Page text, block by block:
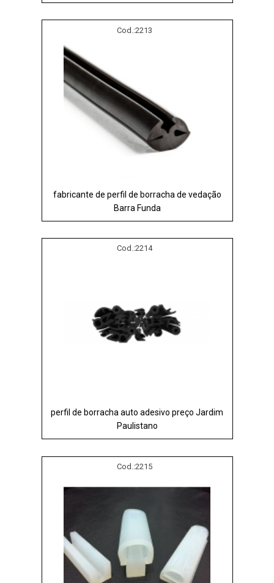
Cod.:2213
fabricante de perfil de borracha de vedação
Barra Funda
Cod.:2214
perfil de borracha auto adesivo preço Jardim
Paulistano
Cod.:2215